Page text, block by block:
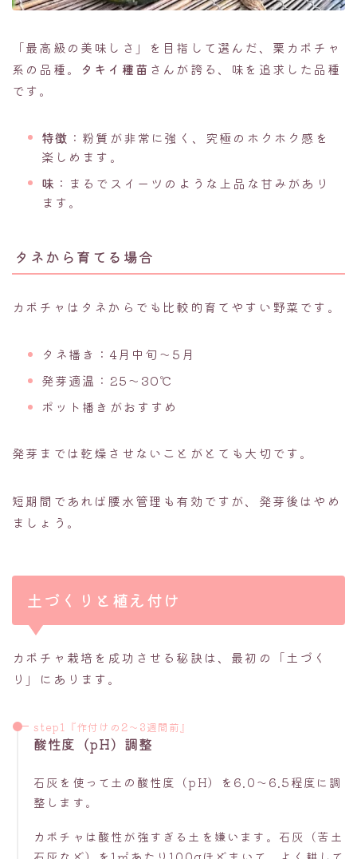
「最高級の美味しさ」を目指して選んだ、栗カボチャ
系の品種。
タキイ種苗 さんが誇る、味を追求した品種
です。
特徴 ：粉質が非常に強く、究極のホクホク感を
楽しめます。
味 ：まるでスイーツのような上品な甘みがあり
ます。
タネから育てる場合
カボチャはタネからでも比較的育てやすい野菜です。
タネ播き：4月中旬〜5月
発芽適温：25〜30℃
ポット播きがおすすめ
発芽までは乾燥させないことがとても大切です。
短期間であれば腰水管理も有効ですが、発芽後はやめ
ましょう。
土づくりと植え付け
カボチャ栽培を成功させる秘訣は、最初の「土づく
り」にあります。
step1『作付けの2〜3週間前』
酸性度（pH）調整
石灰を使って土の酸性度（pH）を6.0〜6.5程度に調
整します。
カボチャは酸性が強すぎる土を嫌います。石灰（苦土